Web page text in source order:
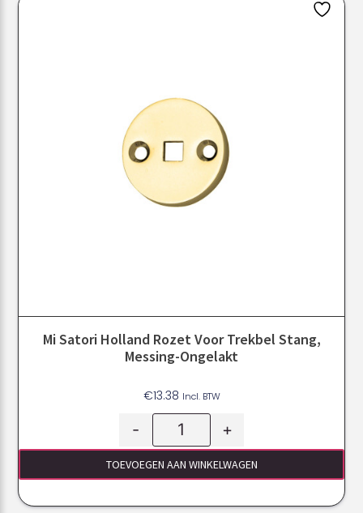
Mi Satori Holland Rozet Voor Trekbel Stang,
Messing-Ongelakt
€13.38 Incl. BTW
- +
TOEVOEGEN AAN WINKELWAGEN